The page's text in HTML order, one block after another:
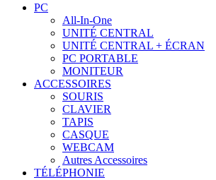
PC
All-In-One
UNITÉ CENTRAL
UNITÉ CENTRAL + ÉCRAN
PC PORTABLE
MONITEUR
ACCESSOIRES
SOURIS
CLAVIER
TAPIS
CASQUE
WEBCAM
Autres Accessoires
TÉLÉPHONIE